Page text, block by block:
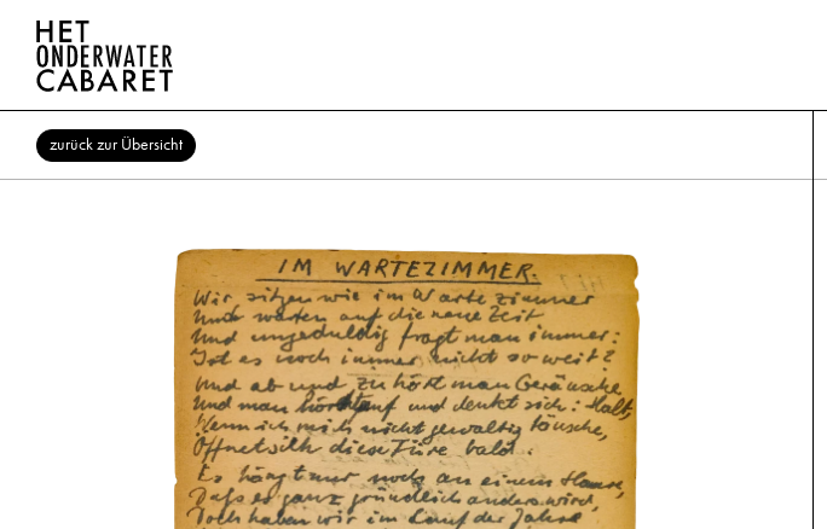
zurück zur Übersicht